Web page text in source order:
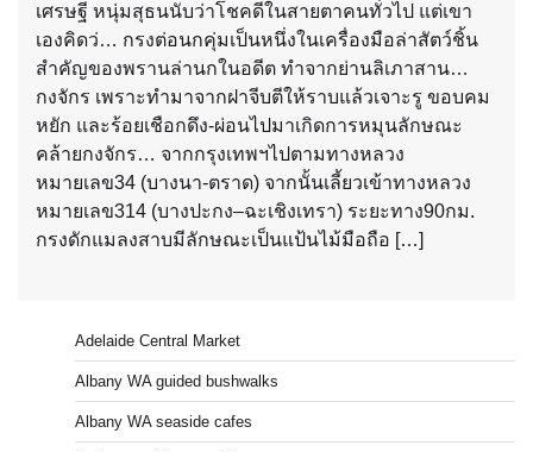
เศรษฐี หนุ่มสุธนนับว่าโชคดีในสายตาคนทั่วไป แต่เขา
เองคิดว่… กรงต่อนกคุ่มเป็นหนึ่งในเครื่องมือล่าสัตว์ชิ้น
สำคัญของพรานล่านกในอดีต ทำจากย่านลิเภาสาน…
กงจักร เพราะทำมาจากฝาจีบตีให้ราบแล้วเจาะรู ขอบคม
หยัก และร้อยเชือกดึง-ผ่อนไปมาเกิดการหมุนลักษณะ
คล้ายกงจักร… จากกรุงเทพฯไปตามทางหลวง
หมายเลข34 (บางนา-ตราด) จากนั้นเลี้ยวเข้าทางหลวง
หมายเลข314 (บางปะกง–ฉะเชิงเทรา) ระยะทาง90กม.
กรงดักแมลงสาบมีลักษณะเป็นแป้นไม้มือถือ […]
Adelaide Central Market
Albany WA guided bushwalks
Albany WA seaside cafes